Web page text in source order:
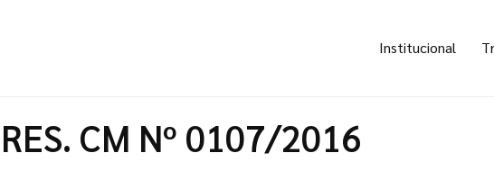
Institucional
RES. CM Nº 0107/2016